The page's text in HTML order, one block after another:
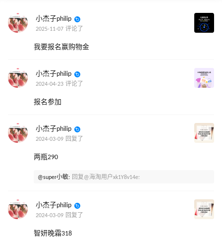
小杰子philip
2025-11-07 评论了
我要报名赢购物金
小杰子philip
2024-04-23 评论了
报名参加
小杰子philip
2024-03-09 回复了
两瓶290
@super小敏: 回复@海淘用户xk1Y8v14e:
小杰子philip
2024-03-09 回复了
智妍晚霜318